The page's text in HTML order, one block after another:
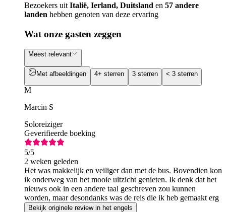
Bezoekers uit Italië, Ierland, Duitsland en 57 andere
landen hebben genoten van deze ervaring
Wat onze gasten zeggen
Meest relevant
Met afbeeldingen 4+ sterren 3 sterren < 3 sterren
M
Marcin S
Soloreiziger
Geverifieerde boeking
5/5
2 weken geleden
Het was makkelijk en veiliger dan met de bus. Bovendien kon
ik onderweg van het mooie uitzicht genieten. Ik denk dat het
nieuws ook in een andere taal geschreven zou kunnen
worden, maar desondanks was de reis die ik heb gemaakt erg
leuk en makkelijk.
Bekijk originele review in het engels